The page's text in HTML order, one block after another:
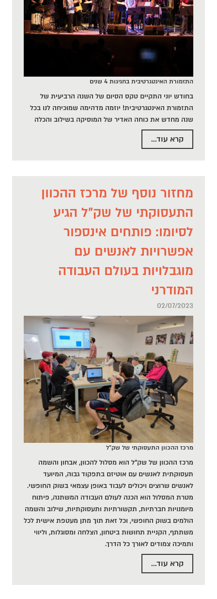
התזמורת האינטגרטיבית בחגיגות 4 שנים
בחודש יוני התקיים טקס הסיום של השנה הרביעית של
התזמורת האינטגרטיבית! יוזמה מדהימה שמוכיחה לנו בכל
שנה מחדש את כוחה האדיר של המוסיקה בשילוב והכלה
קרא עוד...
מחזור נוסף של מרכז ההכוון
התעסוקתי של שק"ל הגיע
לסיומו: פותחים אינספור
אפשרויות לאנשים עם
מוגבלויות בעולם העבודה
המודרני
02/07/2023
מרכז ההכוון התעסוקתי של שק"ל
מרכז ההכוון של שק"ל הוא מסלול להכוון, אבחון והשמה
תעסוקתית לאנשים עם אוטיזם בתפקוד גבוה, המיועד
לאנשים שרוצים ויכולים לעבוד באופן עצמאי בשוק החופשי.
מטרת המסלול הוא הכנה לעולם העבודה המשתנה, פיתוח
מיומנויות חברתיות, תקשורתיות ותעסוקתיות, שילוב והשמה
הולמים בשוק החופשי, וכל זאת תוך מתן מעטפת אישית לכל
משתתף, הקניית תחושות ביטחון, הצלחה ומסוגלות, וליווי
ותמיכה צמודים לאורך כל הדרך.
קרא עוד...